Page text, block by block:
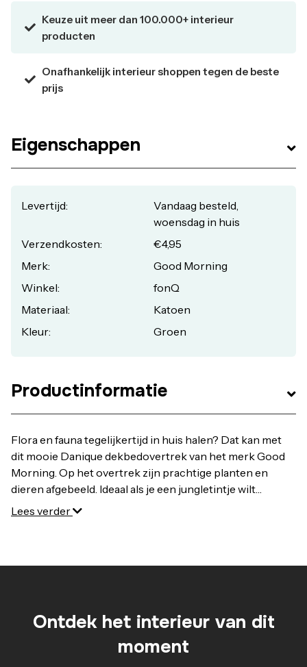
Keuze uit meer dan 100.000+ interieur
producten
Onafhankelijk interieur shoppen tegen de beste
prijs
Eigenschappen
Levertijd:
Vandaag besteld,
woensdag in huis
Verzendkosten:
€4,95
Merk:
Good Morning
Winkel:
fonQ
Materiaal:
Katoen
Kleur:
Groen
Productinformatie
Flora en fauna tegelijkertijd in huis halen? Dat kan met
dit mooie Danique dekbedovertrek van het merk Good
Morning. Op het overtrek zijn prachtige planten en
dieren afgebeeld. Ideaal als je een jungletintje wilt
toevoegen aan je slaapkamer. Bestel Good Morning
Lees verder
Ontdek het interieur van dit
moment